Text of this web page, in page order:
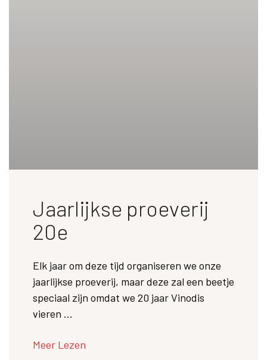
Jaarlijkse proeverij
20e
Elk jaar om deze tijd organiseren we onze
jaarlijkse proeverij, maar deze zal een beetje
speciaal zijn omdat we 20 jaar Vinodis
vieren ...
Meer Lezen